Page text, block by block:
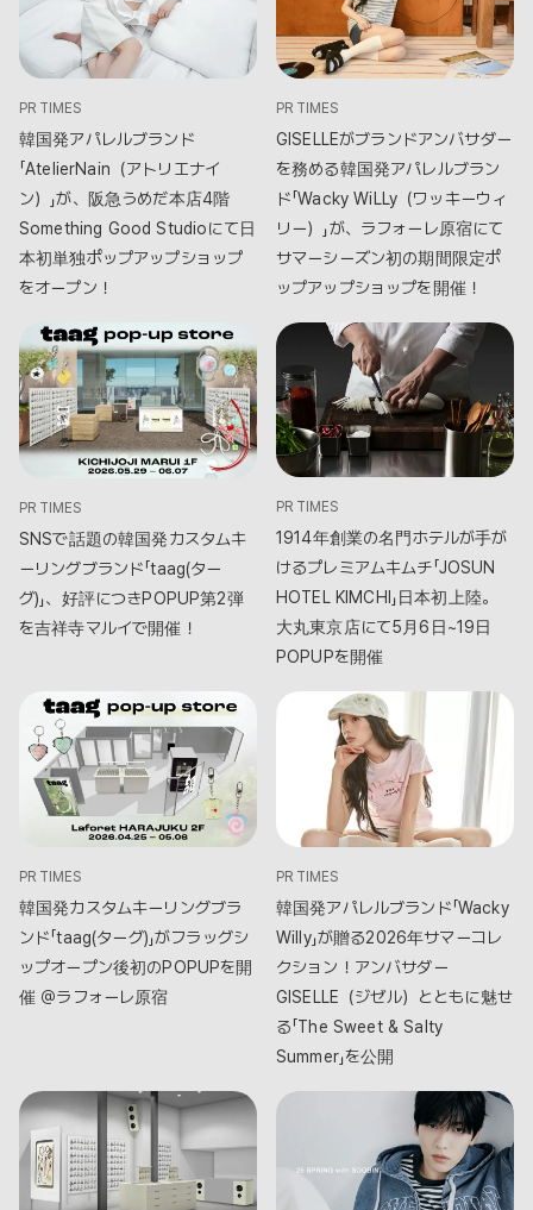
PR TIMES
韓国発アパレルブランド
「AtelierNain（アトリエナイ
ン）」が、阪急うめだ本店4階
Something Good Studioにて日
本初単独ポップアップショップ
をオープン！
PR TIMES
GISELLEがブランドアンバサダー
を務める韓国発アパレルブラン
ド「Wacky WiLLy（ワッキーウィ
リー）」が、ラフォーレ原宿にて
サマーシーズン初の期間限定ポ
ップアップショップを開催！
PR TIMES
SNSで話題の韓国発カスタムキ
ーリングブランド「taag(ター
グ)」、好評につきPOPUP第2弾
を吉祥寺マルイで開催！
PR TIMES
1914年創業の名門ホテルが手が
けるプレミアムキムチ「JOSUN
HOTEL KIMCHI」日本初上陸。
大丸東京店にて5月6日~19日
POPUPを開催
PR TIMES
韓国発カスタムキーリングブラ
ンド「taag(ターグ)」がフラッグシ
ップオープン後初のPOPUPを開
催 ＠ラフォーレ原宿
PR TIMES
韓国発アパレルブランド「Wacky
Willy」が贈る2026年サマーコレ
クション！アンバサダー
GISELLE（ジゼル）とともに魅せ
る「The Sweet & Salty
Summer」を公開